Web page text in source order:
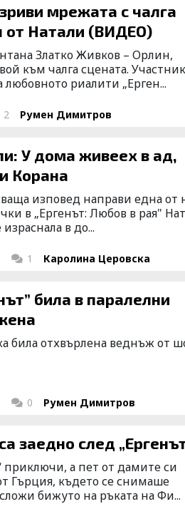
мрежата с чалга
от Натали (ВИДЕО)
Златко Живков – Орлин,
към чалга сцената.
риалити „Ерген...
2 Румен Димитров
У дома живеех в ад,
Корана
изповед направи една от
в „Ергенът: Любов в рая"
в до...
1 Каролина Церовска
била отхвърлена веднъж от
0 Румен Димитров
заедно след
приключи, а пет от дамите си
Гърция, където се снимаше
бижуто на ръката на Фи...